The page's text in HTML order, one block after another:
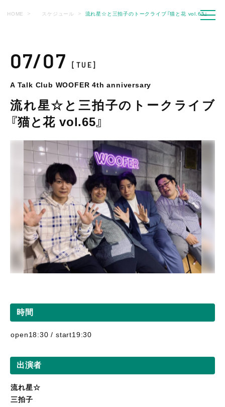
HOME スケジュール 流れ星☆と三拍子のトークライブ『猫と花 vol.65』
07/07[TUE]
A Talk Club WOOFER 4th anniversary
流れ星☆と三拍子のトークライブ
『猫と花 vol.65』
時間
open18:30 / start19:30
出演者
流れ星☆
三拍子